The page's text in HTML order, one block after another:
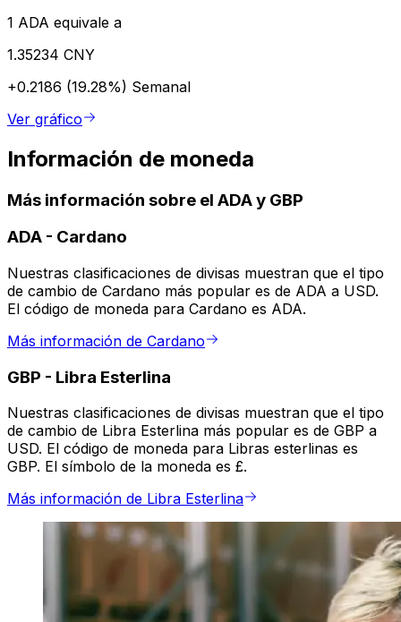
1 ADA equivale a
1.35234 CNY
+0.2186 (19.28%) Semanal
Ver gráfico
Información de moneda
Más información sobre el ADA y GBP
ADA - Cardano
Nuestras clasificaciones de divisas muestran que el tipo
de cambio de Cardano más popular es de ADA a USD.
El código de moneda para Cardano es ADA.
Más información de Cardano
GBP - Libra Esterlina
Nuestras clasificaciones de divisas muestran que el tipo
de cambio de Libra Esterlina más popular es de GBP a
USD. El código de moneda para Libras esterlinas es
GBP. El símbolo de la moneda es £.
Más información de Libra Esterlina